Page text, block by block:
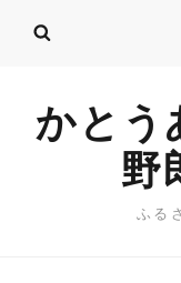
かとう
野
ふる